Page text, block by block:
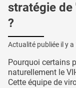
stratégie de
?
Actualité publiée il y a
Pourquoi certains
naturellement le
Cette équipe de